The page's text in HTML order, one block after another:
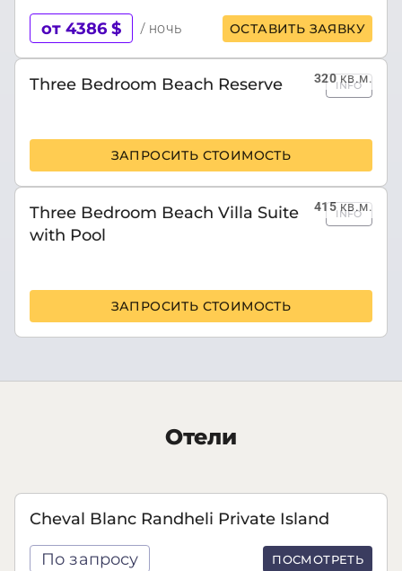
от 4386 $ / ночь ОСТАВИТЬ ЗАЯВКУ
320кв.м.
Three Bedroom Beach Reserve INFO
ЗАПРОСИТЬ СТОИМОСТЬ
415кв.м.
Three Bedroom Beach Villa Suite
with Pool
INFO
ЗАПРОСИТЬ СТОИМОСТЬ
Отели
Cheval Blanc Randheli Private Island
По запросу ПОСМОТРЕТЬ